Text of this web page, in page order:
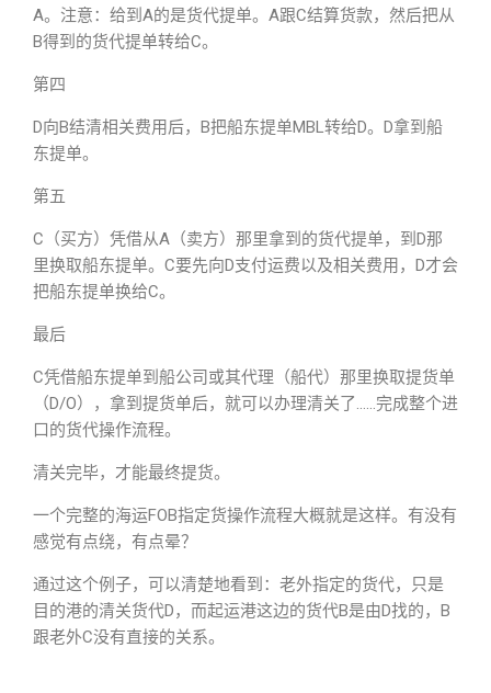
A。注意：给到A的是货代提单。A跟C结算货款，然后把从
B得到的货代提单转给C。
第四
D向B结清相关费用后，B把船东提单MBL转给D。D拿到船
东提单。
第五
C（买方）凭借从A（卖方）那里拿到的货代提单，到D那
里换取船东提单。C要先向D支付运费以及相关费用，D才会
把船东提单换给C。
最后
C凭借船东提单到船公司或其代理（船代）那里换取提货单
（D/O），拿到提货单后，就可以办理清关了……完成整个进
口的货代操作流程。
清关完毕，才能最终提货。
一个完整的海运FOB指定货操作流程大概就是这样。有没有
感觉有点绕，有点晕？
通过这个例子，可以清楚地看到：老外指定的货代，只是
目的港的清关货代D，而起运港这边的货代B是由D找的，B
跟老外C没有直接的关系。